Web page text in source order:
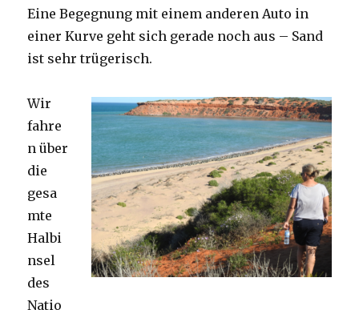
Eine Begegnung mit einem anderen Auto in
einer Kurve geht sich gerade noch aus – Sand
ist sehr trügerisch.
Wir
fahre
n über
die
gesa
mte
Halbi
nsel
des
Natio